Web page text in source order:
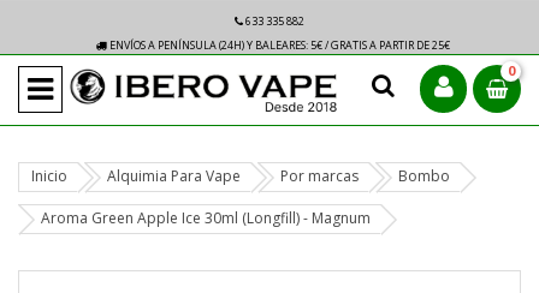
633 335 882
ENVÍOS A PENÍNSULA (24H) Y BALEARES: 5€ / GRATIS A PARTIR DE 25€
0
Inicio Alquimia Para Vape Por marcas Bombo
Aroma Green Apple Ice 30ml (Longfill) - Magnum